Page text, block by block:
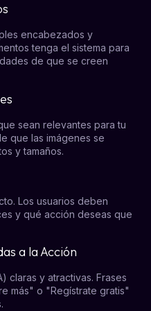
encabezados y
tenga el sistema para
de que se creen
sean relevantes para tu
que las imágenes se
y tamaños.
Los usuarios deben
y qué acción deseas que
a la Acción
claras y atractivas. Frases
más" o "Regístrate gratis"